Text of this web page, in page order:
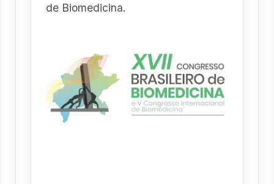
de Biomedicina.